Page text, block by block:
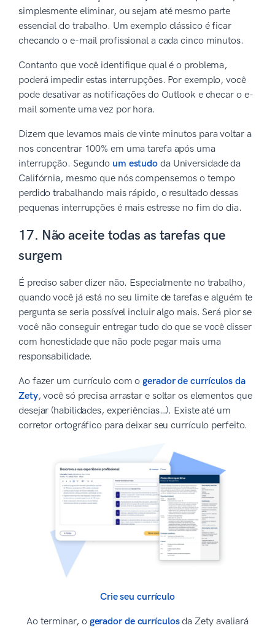
simplesmente eliminar, ou sejam até mesmo parte
essencial do trabalho. Um exemplo clássico é ficar
checando o e-mail profissional a cada cinco minutos.
Contanto que você identifique qual é o problema,
poderá impedir estas interrupções. Por exemplo, você
pode desativar as notificações do Outlook e checar o e-
mail somente uma vez por hora.
Dizem que levamos mais de vinte minutos para voltar a
nos concentrar 100% em uma tarefa após uma
interrupção. Segundo um estudo da Universidade da
Califórnia, mesmo que nós compensemos o tempo
perdido trabalhando mais rápido, o resultado dessas
pequenas interrupções é mais estresse no fim do dia.
17. Não aceite todas as tarefas que
surgem
É preciso saber dizer não. Especialmente no trabalho,
quando você já está no seu limite de tarefas e alguém te
pergunta se seria possível incluir algo mais. Será pior se
você não conseguir entregar tudo do que se você disser
com honestidade que não pode pegar mais uma
responsabilidade.
Ao fazer um currículo com ogerador de currículos da
Zety, você só precisa arrastar e soltar os elementos que
desejar (habilidades, experiências…). Existe até um
corretor ortográfico para deixar seu currículo perfeito.
Crie seu currículo
Ao terminar, o gerador de currículosda Zety avaliará